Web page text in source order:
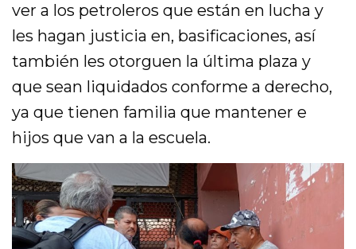
ver a los petroleros que están en lucha y
les hagan justicia en, basificaciones, así
también les otorguen la última plaza y
que sean liquidados conforme a derecho,
ya que tienen familia que mantener e
hijos que van a la escuela.